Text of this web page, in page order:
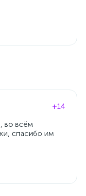
+14
во всём
спасибо им